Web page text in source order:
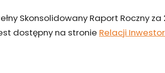
Skonsolidowany Raport Roczny
dostępny na stronie Relacji